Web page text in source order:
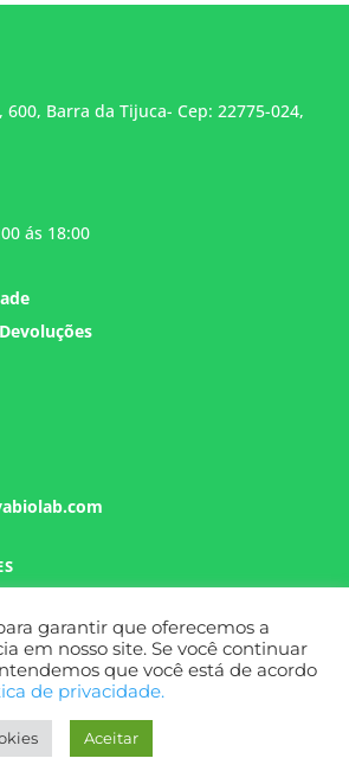
600, Barra da Tijuca- Cep: 22775-024,
ás 18:00
Atendimento
Wert Comunicação.
garantir que oferecemos a
em nosso site. Se você continuar
que você está de acordo
de privacidade.
Aceitar